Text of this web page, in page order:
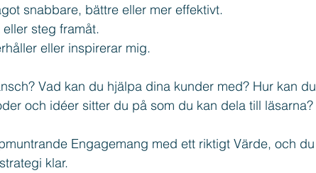
snabbare, bättre eller mer effektivt.
steg framåt.
eller inspirerar mig.
Vad kan du hjälpa dina kunder med? Hur kan du
och idéer sitter du på som du kan dela till läsarna?
Engagemang med ett riktigt Värde, och du
klar.